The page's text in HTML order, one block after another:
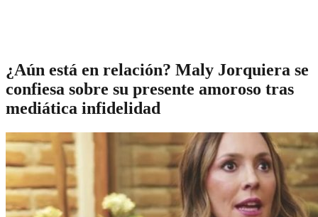
¿Aún está en relación? Maly Jorquiera se
confiesa sobre su presente amoroso tras
mediática infidelidad